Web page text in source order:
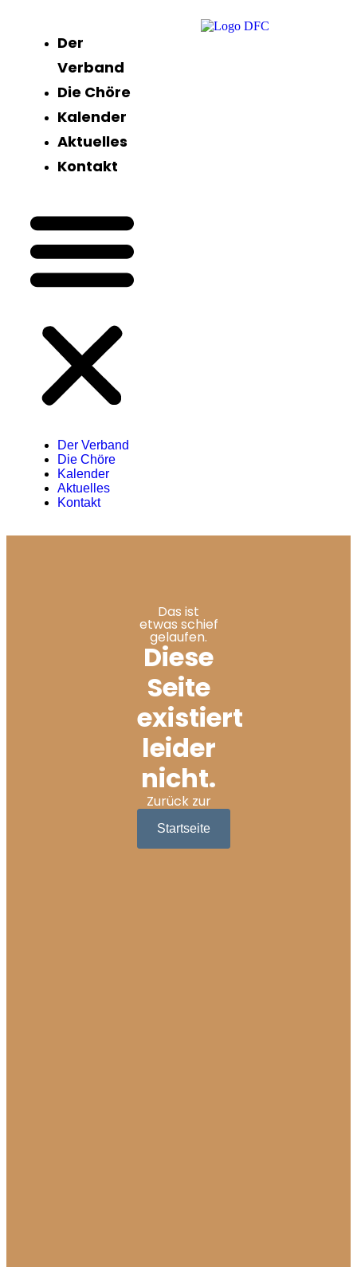
Der
Verband
Die Chöre
Kalender
Aktuelles
Kontakt
Der Verband
Die Chöre
Kalender
Aktuelles
Kontakt
Das ist
etwas schief
gelaufen.
Diese
Seite
existiert
leider
nicht.
Zurück zur
Startseite